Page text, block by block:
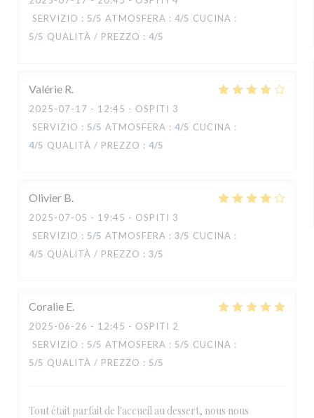
SERVIZIO : 5/5 ATMOSFERA : 4/5 CUCINA :
5/5 QUALITÀ / PREZZO : 4/5
Valérie R
2025-07-17 - 12:45 - OSPITI 3
SERVIZIO : 5/5 ATMOSFERA : 4/5 CUCINA :
4/5 QUALITÀ / PREZZO : 4/5
Olivier B
2025-07-05 - 19:45 - OSPITI 3
SERVIZIO : 5/5 ATMOSFERA : 3/5 CUCINA :
4/5 QUALITÀ / PREZZO : 3/5
Coralie E
2025-06-26 - 12:45 - OSPITI 2
SERVIZIO : 5/5 ATMOSFERA : 5/5 CUCINA :
5/5 QUALITÀ / PREZZO : 5/5
Tout était parfait de l'accueil au dessert, nous nous